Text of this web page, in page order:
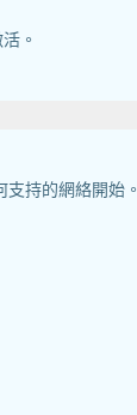
。
持的網絡開始。